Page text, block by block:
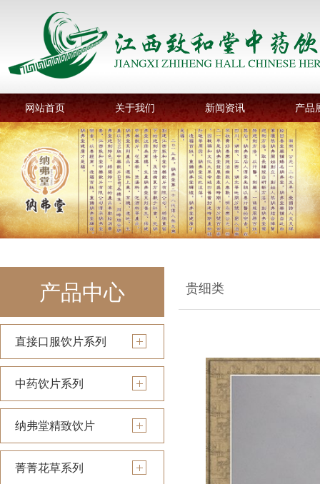
网站首页 关于我们 新闻资讯 产品
产品中心
直接口服饮片系列
中药饮片系列
纳弗堂精致饮片
菁菁花草系列
贵细类